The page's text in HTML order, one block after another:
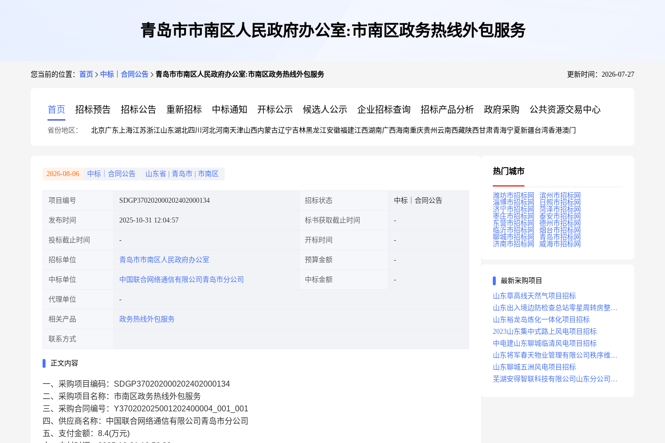
青岛市市南区人民政府办公室:市南区政务热线外包服务
您当前的位置： 首页 中标｜合同公告 青岛市市南区人民政府办公室:市南区政务热线外包服务 更新时间：2026-07-27
首页 招标预告 招标公告 重新招标 中标通知 开标公示 候选人公示 企业招标查询 招标产品分析 政府采购 公共资源交易中心
省份地区： 北京广东 上海江苏浙江山东湖北四川 河北河南天津山西内蒙古辽宁吉林黑龙江安徽福建江西湖南广西海南重庆贵州 云南西藏陕西甘肃青海宁夏新疆台湾香港澳门
2026-08-06 中标｜合同公告 山东省 青岛市 市南区
项目编号 SDGP370202000202402000134 招标状态 中标｜合同公告
发布时间 2025-10-31 12:04:57 标书获取截止时间
投标截止时间 开标时间
招标单位 青岛市市南区人民政府办公室 预算金额
中标单位 中国联合网络通信有限公司青岛市分公司 中标金额
代理单位
相关产品 政务热线外包服务
联系方式
正文内容
一、采购项目编码：SDGP370202000202402000134
二、采购项目名称：市南区政务热线外包服务
三、采购合同编号：Y370202025001202400004_001_001
四、供应商名称：中国联合网络通信有限公司青岛市分公司
五、支付金额：8.4(万元)
热门城市
潍坊市招标网
滨州市招标网
淄博市招标网
日照市招标网
济宁市招标网
菏泽市招标网
枣庄市招标网
泰安市招标网
东营市招标网
德州市招标网
临沂市招标网
烟台市招标网
聊城市招标网
青岛市招标网
济南市招标网
威海市招标网
最新采购项目
山东章高线天然气项目招标
山东出入境边防检查总站零星周转房整修
项目招标中标
山东裕龙岛炼化一体化项目招标
2023山东集中式路上风电项目招标
中电建山东聊城临清风电项目招标
山东将军春天物业管理有限公司秩序维护
服务项目招标公告
山东聊城五洲风电项目招标
芜湖安得智联科技有限公司山东分公司济